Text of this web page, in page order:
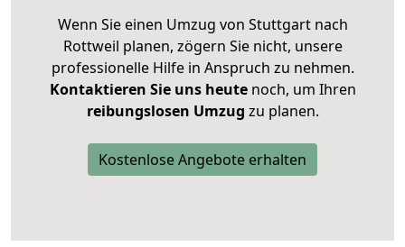
Wenn Sie einen Umzug von Stuttgart nach
Rottweil planen, zögern Sie nicht, unsere
professionelle Hilfe in Anspruch zu nehmen.
Kontaktieren Sie uns heutenoch, um Ihren
reibungslosen Umzug zu planen.
Kostenlose Angebote erhalten